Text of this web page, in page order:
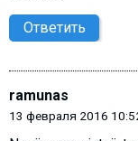
Ответить
ramunas
13 февраля 2016